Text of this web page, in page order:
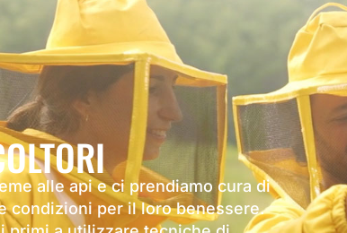
alle api e ci prendiamo cura di
condizioni per il loro benessere.